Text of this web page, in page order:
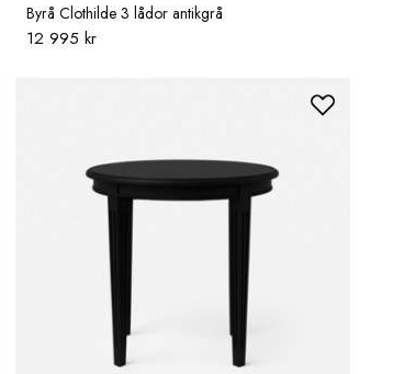
Byrå Clothilde 3 lådor antikgrå
12 995 kr